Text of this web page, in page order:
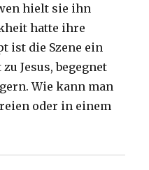
hielt sie ihn
hatte ihre
ist die Szene ein
Jesus, begegnet
Wie kann man
oder in einem
15, 21-28, Christoph